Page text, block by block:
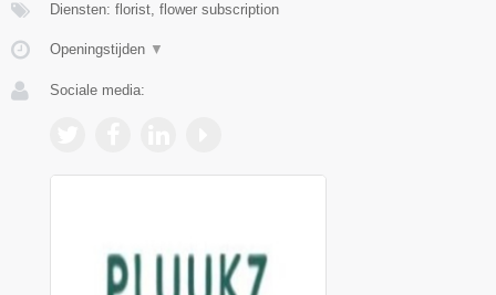
Diensten: florist, flower subscription
Openingstijden ▼
Sociale media: